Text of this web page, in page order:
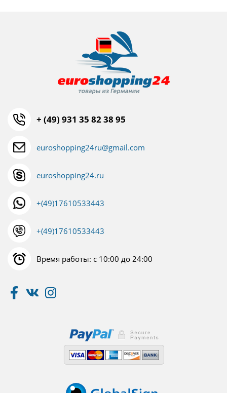
+ (49) 931 35 82 38 95
euroshopping24ru@gmail.com
euroshopping24.ru
+(49)17610533443
+(49)17610533443
Время работы: с 10:00 до 24:00